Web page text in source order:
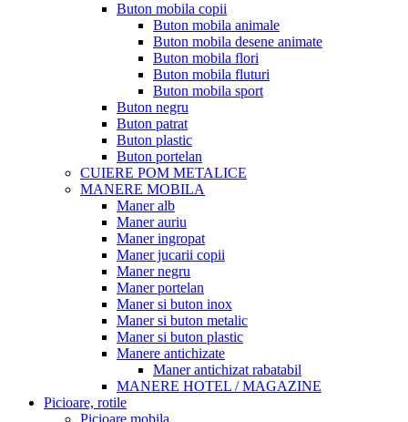
Buton mobila copii
Buton mobila animale
Buton mobila desene animate
Buton mobila flori
Buton mobila fluturi
Buton mobila sport
Buton negru
Buton patrat
Buton plastic
Buton portelan
CUIERE POM METALICE
MANERE MOBILA
Maner alb
Maner auriu
Maner ingropat
Maner jucarii copii
Maner negru
Maner portelan
Maner si buton inox
Maner si buton metalic
Maner si buton plastic
Manere antichizate
Maner antichizat rabatabil
MANERE HOTEL / MAGAZINE
Picioare, rotile
Picioare mobila